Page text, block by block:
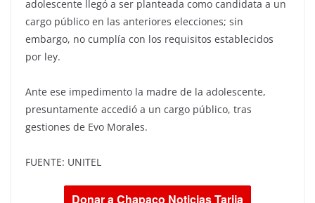
adolescente llegó a ser planteada como candidata a un
cargo público en las anteriores elecciones; sin
embargo, no cumplía con los requisitos establecidos
por ley.
Ante ese impedimento la madre de la adolescente,
presuntamente accedió a un cargo público, tras
gestiones de Evo Morales.
FUENTE: UNITEL